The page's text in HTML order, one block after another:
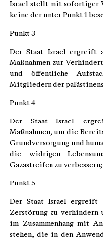
Israel stellt mit sofortiger
keine der unter Punkt 1
Punkt 3
Der Staat Israel ergreift
Maßnahmen zur
und öffentliche
Mitgliedern der
Punkt 4
Der Staat Israel
Maßnahmen, um die
Grundversorgung und
die widrigen
Gazastreifen zu verbessern;
Punkt 5
Der Staat Israel ergreift
Zerstörung zu verhindern
im Zusammenhang mit
stehen, die in den